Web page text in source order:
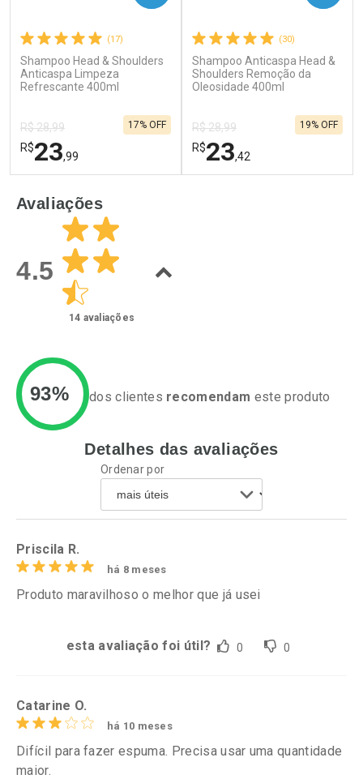
Ativar Desconto
Por R$ 12,99/cada
Comprar sem Desconto
Ativar Desconto
Por R$ 74,99/cada
Comprar sem Desconto
(17)
Shampoo Head & Shoulders
Anticaspa Limpeza
Refrescante 400ml
R$ 28,99
R$23,99
17% OFF
Laboratório
Ativar Desconto
Comprar sem Desconto
Por R$ 23,99/cada
Por Menos
Comprar sem Desconto
(30)
Shampoo Anticaspa Head &
Shoulders Remoção da
Oleosidade 400ml
R$ 28,99
R$23,42
19% OFF
Ativar Desconto
Comprar sem Desconto
Por R$ 23,42/cada
Avaliações
4.5
14 avaliações
93% dos clientes recomendam este produto
Detalhes das avaliações
Ordenar por
Priscila R.
há 8 meses
Produto maravilhoso o melhor que já usei
esta avaliação foi útil? 0 0
Catarine O.
há 10 meses
Difícil para fazer espuma. Precisa usar uma quantidade
maior.